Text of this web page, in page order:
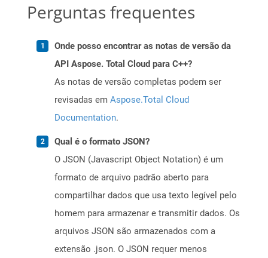
Perguntas frequentes
Onde posso encontrar as notas de versão da
API Aspose. Total Cloud para C++?
As notas de versão completas podem ser
revisadas em Aspose.Total Cloud
Documentation.
Qual é o formato JSON?
O JSON (Javascript Object Notation) é um
formato de arquivo padrão aberto para
compartilhar dados que usa texto legível pelo
homem para armazenar e transmitir dados. Os
arquivos JSON são armazenados com a
extensão .json. O JSON requer menos